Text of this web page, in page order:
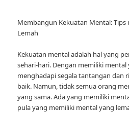
Membangun Kekuatan Mental:
Lemah
Kekuatan mental adalah hal yang
sehari-hari. Dengan memiliki
menghadapi segala tantangan dan
baik. Namun, tidak semua orang
yang sama. Ada yang memiliki
pula yang memiliki mental yang